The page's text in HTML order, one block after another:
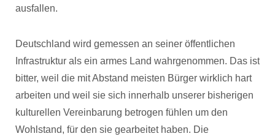
ausfallen.
Deutschland wird gemessen an seiner öffentlichen
Infrastruktur als ein armes Land wahrgenommen. Das ist
bitter, weil die mit Abstand meisten Bürger wirklich hart
arbeiten und weil sie sich innerhalb unserer bisherigen
kulturellen Vereinbarung betrogen fühlen um den
Wohlstand, für den sie gearbeitet haben. Die